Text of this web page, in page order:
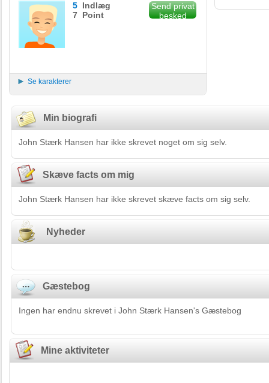
5 Indlæg
7 Point
Send privat
besked
Se karakterer
Min biografi
John Stærk Hansen har ikke skrevet noget om sig selv.
Skæve facts om mig
John Stærk Hansen har ikke skrevet skæve facts om sig selv.
Nyheder
Gæstebog
Ingen har endnu skrevet i John Stærk Hansen's Gæstebog
Mine aktiviteter